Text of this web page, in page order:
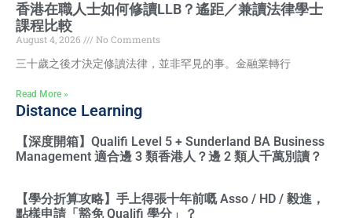
香港在職人士如何修讀LLB？遙距／兼讀法律學士
課程比較
August 4, 2026
No Comments
三十歲之後才決定修讀法律，並非罕見的事。金融業轉行
Read More »
Distance Learning
【深度開箱】Qualifi Level 5 + Sunderland BA Business
Management 適合邊 3 類香港人？邊 2 類人千萬別讀？
【學分折算攻略】手上得張十年前嘅 Asso / HD / 毅進，
點樣申請「豁免 Qualifi 學分」？